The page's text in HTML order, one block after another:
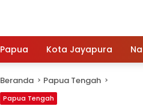
Papua
Kota Jayapura
Beranda Papua Tengah
Papua Tengah